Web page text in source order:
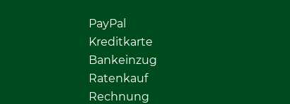
PayPal
Kreditkarte
Bankeinzug
Ratenkauf
Rechnung